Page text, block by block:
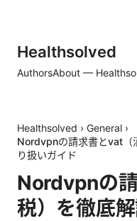
Healthsolved
AuthorsAbout —
Healthsolved › General ›
Nordvpnの請求書とvat（
り扱いガイド
Nordvpnの
税）を徹底